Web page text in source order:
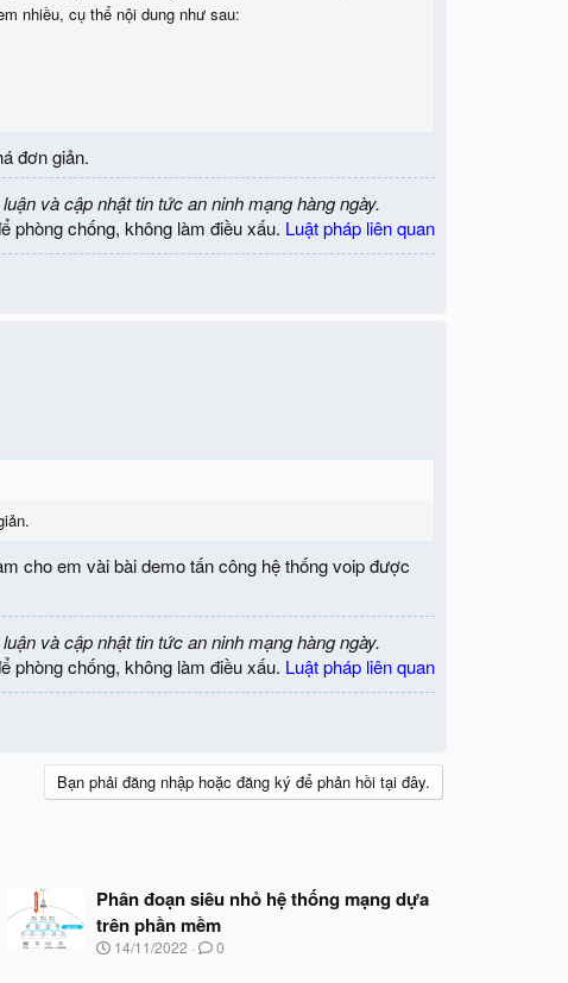
nhiều, cụ thể nội dung như sau:
đơn giản.
và cập nhật tin tức an ninh mạng hàng ngày.
phòng chống, không làm điều xấu. Luật pháp liên quan
cho em vài bài demo tấn công hệ thống voip được
và cập nhật tin tức an ninh mạng hàng ngày.
phòng chống, không làm điều xấu. Luật pháp liên quan
Bạn phải đăng nhập hoặc đăng ký để phản hồi tại đây.
Phân đoạn siêu nhỏ hệ thống mạng dựa
trên phần mềm
N
14/11/2022 0